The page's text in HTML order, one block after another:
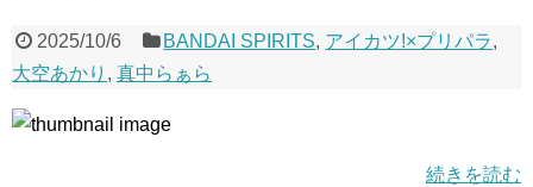
2025/10/6 BANDAI SPIRITS, アイカツ!×プリパラ,
大空あかり , 真中らぁら
続きを読む